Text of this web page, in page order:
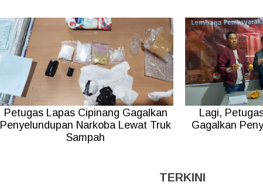
Petugas Lapas Cipinang Gagalkan
Penyelundupan Narkoba Lewat Truk
Sampah
Lagi,
Gagalkan
TERKINI